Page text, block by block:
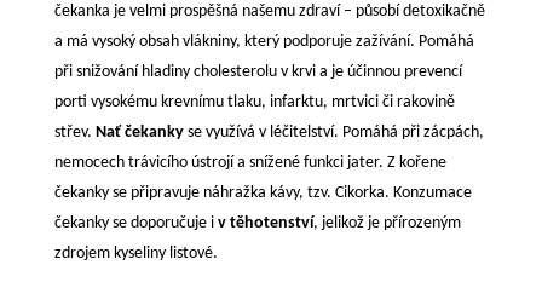
čekanka je velmi prospěšná našemu zdraví – působí detoxikačně
a má vysoký obsah vlákniny, který podporuje zažívání. Pomáhá
při snižování hladiny cholesterolu v krvi a je účinnou prevencí
porti vysokému krevnímu tlaku, infarktu, mrtvici či rakovině
střev. Nať čekankyse využívá v léčitelství. Pomáhá při zácpách,
nemocech trávicího ústrojí a snížené funkci jater. Z kořene
čekanky se připravuje náhražka kávy, tzv. Cikorka. Konzumace
čekanky se doporučuje i v těhotenství, jelikož je přírozeným
zdrojem kyseliny listové.